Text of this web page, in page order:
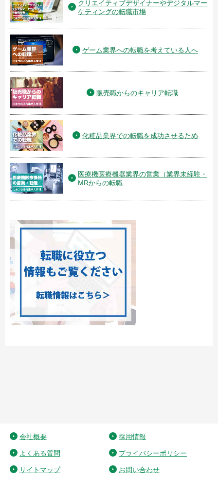
クリエイティブデザイナーやデジタルマー
ケティングの転職市場
ゲーム業界への転職を考えている人へ
販売職からのキャリア転職
化粧品業界での転職を成功させるため
医療機医療機器業界の営業（業界未経験・
MRからの転職
会社概要 採用情報
よくある質問 プライバシーポリシー
サイトマップ お問い合わせ